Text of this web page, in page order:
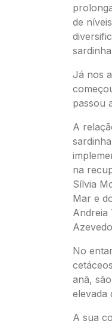
de
Já nos
passou
A
na
Sílvia
Mar e
Andreia
No
anã,
elevada
A sua